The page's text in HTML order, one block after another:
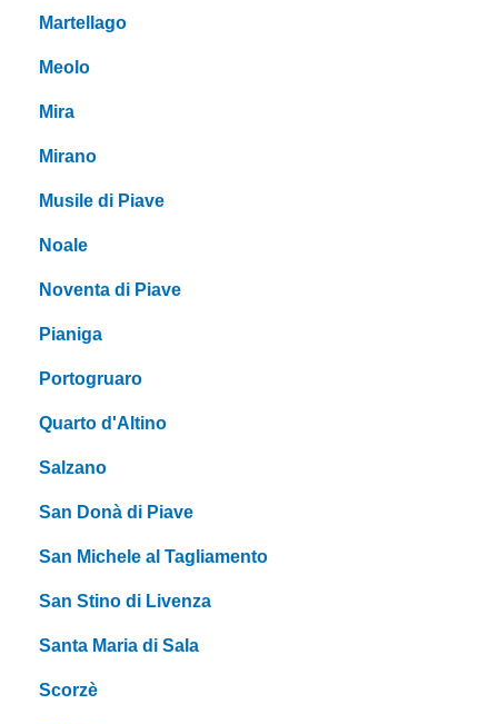
Martellago
Meolo
Mira
Mirano
Musile di Piave
Noale
Noventa di Piave
Pianiga
Portogruaro
Quarto d'Altino
Salzano
San Donà di Piave
San Michele al Tagliamento
San Stino di Livenza
Santa Maria di Sala
Scorzè